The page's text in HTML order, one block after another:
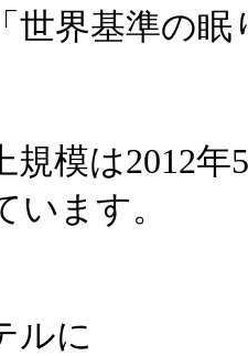
世界基準の
規模は2012
います。
ルに